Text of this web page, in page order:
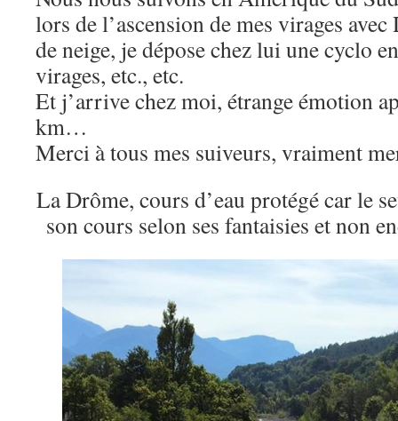
lors de l’ascension de mes virages
de neige, je dépose chez lui une cyclo
virages, etc., etc.
Et j’arrive chez moi, étrange émotion
km…
Merci à tous mes suiveurs, vraiment
La Drôme, cours d’eau protégé car le
son cours selon ses fantaisies et non